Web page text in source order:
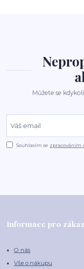
Můžete se
Souhlasím se zpracováním
Informace pro
O nás
Vše o nákupu